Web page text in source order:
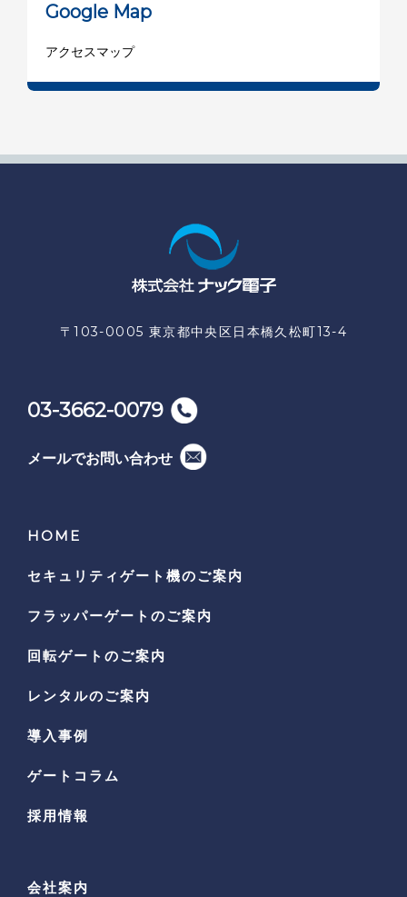
Google Map
アクセスマップ
〒103-0005 東京都中央区日本橋久松町13-4
03-3662-0079
メールでお問い合わせ
HOME
セキュリティゲート機のご案内
フラッパーゲートのご案内
回転ゲートのご案内
レンタルのご案内
導入事例
ゲートコラム
採用情報
会社案内